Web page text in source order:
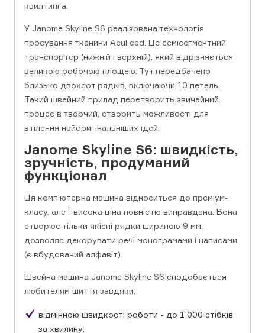
квилтинга.
У Janome Skyline S6 реалізована технологія
просування тканини AcuFeed. Це семісегментний
транспортер (нижній і верхній), який відрізняється
великою робочою площею. Тут передбачено
близько двохсот рядків, включаючи 10 петель.
Такий швейний прилад перетворить звичайний
процес в творчий, створить можливості для
втілення найоригінальніших ідей.
Janome Skyline S6: швидкість,
зручність, продуманий
функціонал
Ця комп'ютерна машина відноситься до преміум-
класу, але її висока ціна повністю виправдана. Вона
створює тільки якісні рядки шириною 9 мм,
дозволяє декорувати речі монограмами і написами
(є вбудований алфавіт).
Швейна машина Janome Skyline S6 сподобається
любителям шиття завдяки:
відмінною швидкості роботи - до 1 000 стібків
за хвилину;